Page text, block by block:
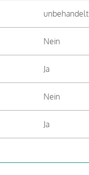
unbehandelt
Nein
Ja
Nein
Ja